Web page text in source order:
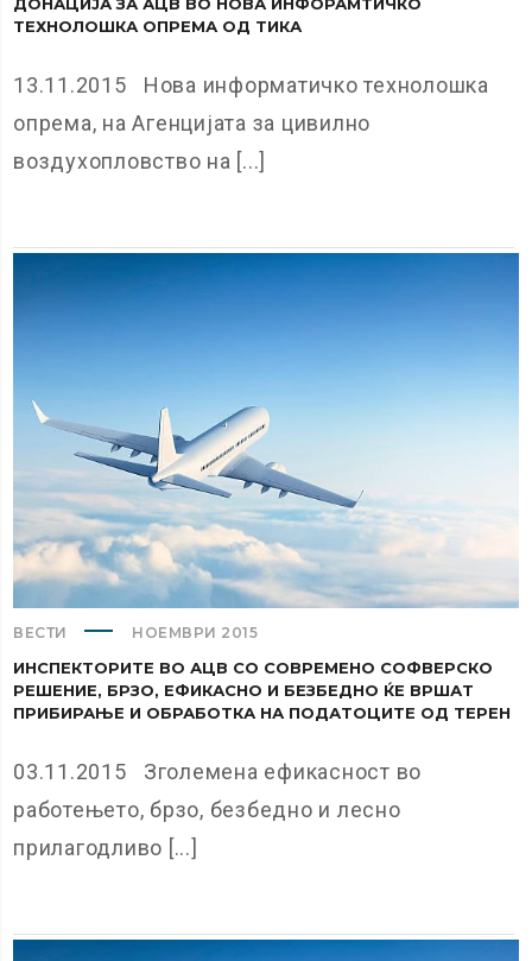
ТЕХНОЛОШКА ОПРЕМА ОД ТИКА
13.11.2015 Нова информатичко технолошка
опрема, на Агенцијата за цивилно
воздухопловство на [...]
ВЕСТИ НОЕМВРИ 2015
ИНСПЕКТОРИТЕ ВО АЦВ СО СОВРЕМЕНО СОФВЕРСКО
РЕШЕНИЕ, БРЗО, ЕФИКАСНО И БЕЗБЕДНО ЌЕ ВРШАТ
ПРИБИРАЊЕ И ОБРАБОТКА НА ПОДАТОЦИТЕ ОД ТЕРЕН
03.11.2015 Зголемена ефикасност во
работењето, брзо, безбедно и лесно
прилагодливо [...]